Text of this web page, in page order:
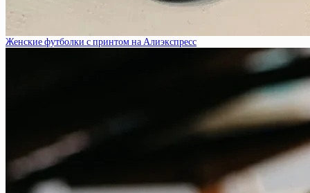
Женские футболки с принтом на Алиэкспресс